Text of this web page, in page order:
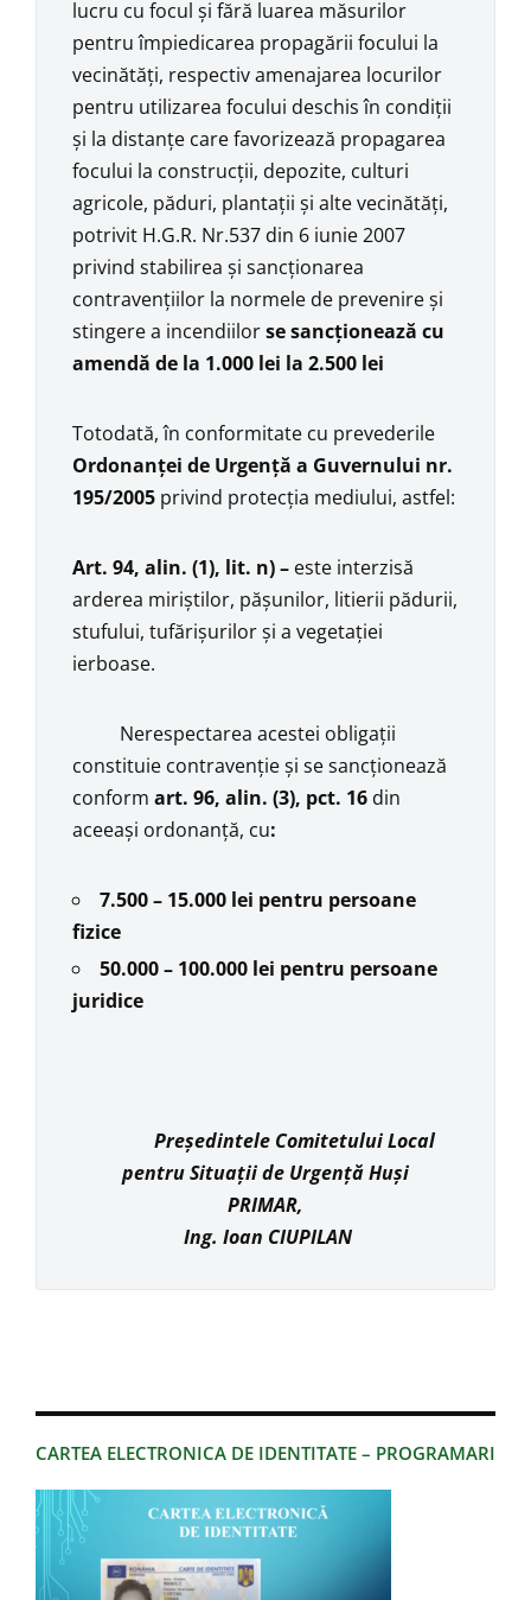
CARTEA ELECTRONICA DE IDENTITATE – PROGRAMARI
lucru cu focul și fără luarea măsurilor
pentru împiedicarea propagării focului la
vecinătăți, respectiv amenajarea locurilor
pentru utilizarea focului deschis în condiții
și la distanțe care favorizează propagarea
focului la construcții, depozite, culturi
agricole, păduri, plantații și alte vecinătăți,
potrivit H.G.R. Nr.537 din 6 iunie 2007
privind stabilirea și sancționarea
contravențiilor la normele de prevenire și
stingere a incendiilorse sancționează cu
amendă de la 1.000 lei la 2.500 lei
Totodată, în conformitate cu prevederile
Ordonanței de Urgență a Guvernului nr.
195/2005 privind protecția mediului, astfel:
Art. 94, alin. (1), lit. n) – este interzisă
arderea miriștilor, pășunilor, litierii pădurii,
stufului, tufărișurilor și a vegetației
ierboase.
Nerespectarea acestei obligații
constituie contravenție și se sancționează
conform art. 96, alin. (3), pct. 16 din
aceeași ordonanță, cu:
7.500 – 15.000 lei pentru persoane
fizice
50.000 – 100.000 lei pentru persoane
juridice
Președintele Comitetului Local
pentru Situații de Urgență Huși
PRIMAR,
Ing. Ioan CIUPILAN